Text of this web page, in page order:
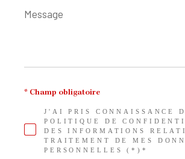
Message
*
J'AI PRIS CONNAISSANCE
POLITIQUE DE
DES INFORMATIONS
TRAITEMENT DE MES
PERSONNELLES (*)*
* Champ obligatoire